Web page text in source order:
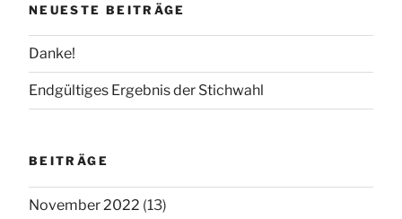
NEUESTE BEITRÄGE
Danke!
Endgültiges Ergebnis der Stichwahl
BEITRÄGE
November 2022 (13)